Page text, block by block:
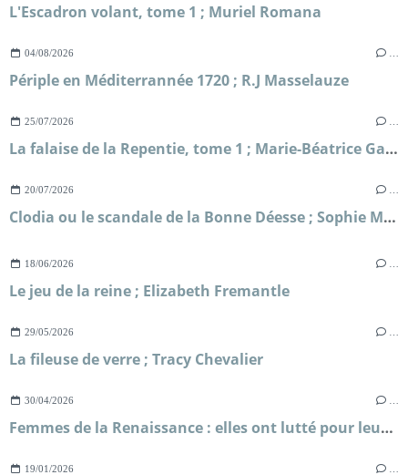
L'Escadron volant, tome 1 ; Muriel Romana
04/08/2026
Périple en Méditerrannée 1720 ; R.J Masselauze
25/07/2026
La falaise de la Repentie, tome 1 ; Marie-Béatrice Gauvin
20/07/2026
Clodia ou le scandale de la Bonne Déesse ; Sophie Malick-Prunier
18/06/2026
Le jeu de la reine ; Elizabeth Fremantle
29/05/2026
La fileuse de verre ; Tracy Chevalier
30/04/2026
Femmes de la Renaissance : elles ont lutté pour leur liberté ; Sylvie Le Clech
19/01/2026